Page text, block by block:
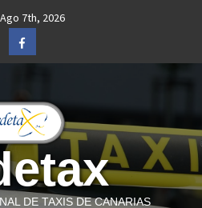
7th, 2026
Facebook
DE TAXIS DE CANARIAS